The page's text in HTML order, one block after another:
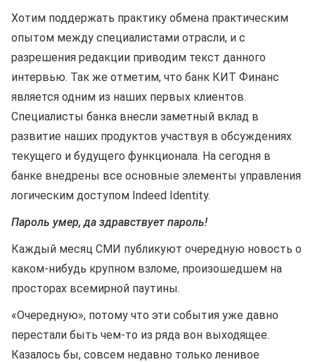
Хотим поддержать практику обмена практическим
опытом между специалистами отрасли, и с
разрешения редакции приводим текст данного
интервью. Так же отметим, что банк КИТ Финанс
является одним из наших первых клиентов.
Специалисты банка внесли заметный вклад в
развитие наших продуктов участвуя в обсуждениях
текущего и будущего функционала. На сегодня в
банке внедрены все основные элементы управления
логическим доступом Indeed Identity.
Пароль умер, да здравствует пароль!
Каждый месяц СМИ публикуют очередную новость о
каком-нибудь крупном взломе, произошедшем на
просторах всемирной паутины.
«Очередную», потому что эти события уже давно
перестали быть чем-то из ряда вон выходящее.
Казалось бы, совсем недавно только ленивое